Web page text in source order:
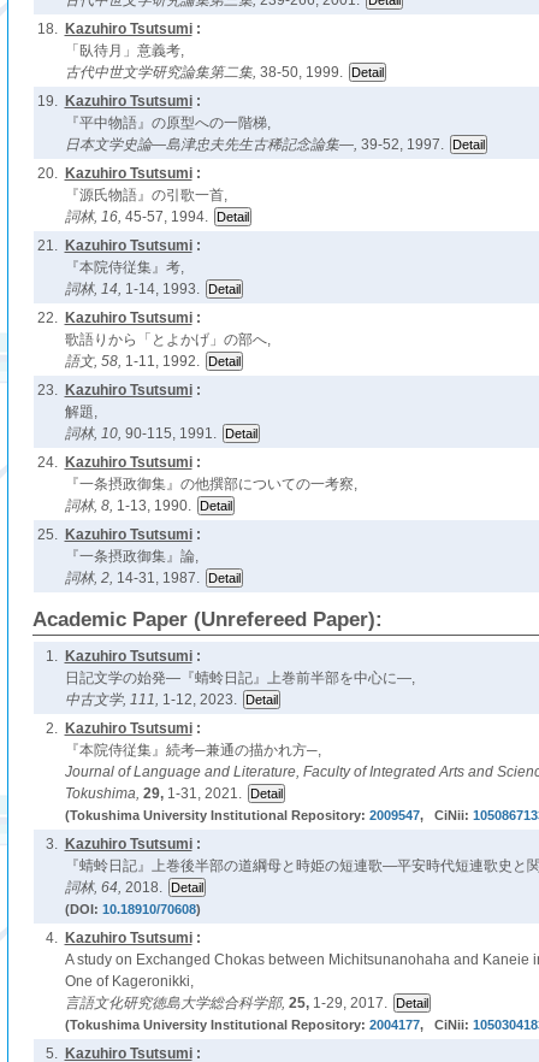
18.
Kazuhiro Tsutsumi:
「臥待月」意義考,
古代中世文学研究論集第二集, 38-50, 1999.
19.
Kazuhiro Tsutsumi:
『平中物語』の原型への一階梯,
日本文学史論―島津忠夫先生古稀記念論集―, 39-52, 1997.
20.
Kazuhiro Tsutsumi:
『源氏物語』の引歌一首,
詞林, 16, 45-57, 1994.
21.
Kazuhiro Tsutsumi:
『本院侍従集』考,
詞林, 14, 1-14, 1993.
22.
Kazuhiro Tsutsumi:
歌語りから「とよかげ」の部へ,
語文, 58, 1-11, 1992.
23.
Kazuhiro Tsutsumi:
解題,
詞林, 10, 90-115, 1991.
24.
Kazuhiro Tsutsumi:
『一条摂政御集』の他撰部についての一考察,
詞林, 8, 1-13, 1990.
25.
Kazuhiro Tsutsumi:
『一条摂政御集』論,
詞林, 2, 14-31, 1987.
Academic Paper (Unrefereed Paper):
1. Kazuhiro Tsutsumi:
日記文学の始発―『蜻蛉日記』上巻前半部を中心に―,
中古文学, 111, 1-12, 2023.
2.
Kazuhiro Tsutsumi:
『本院侍従集』続考─兼通の描かれ方─,
Journal of Language and Literature, Faculty of Integrated Arts and
Tokushima, 29, 1-31, 2021.
(Tokushima University Institutional Repository: 2009547, CiNii:
3. Kazuhiro Tsutsumi:
『蜻蛉日記』上巻後半部の道綱母と時姫の短連歌―平安時代短連歌史と
詞林, 64, 2018.
(DOI: 10.18910/70608)
4. Kazuhiro Tsutsumi:
A study on Exchanged Chokas between Michitsunanohaha and Kaneie
One of Kageronikki,
言語文化研究徳島大学総合科学部, 25, 1-29, 2017.
(Tokushima University Institutional Repository: 2004177, CiNii:
5. Kazuhiro Tsutsumi: